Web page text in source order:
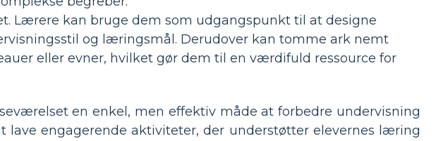
Lærere kan bruge dem som udgangspunkt til at designe
og læringsmål. Derudover kan tomme ark nemt
eller evner, hvilket gør dem til en værdifuld ressource for
en enkel, men effektiv måde at forbedre undervisning
engagerende aktiviteter, der understøtter elevernes læring